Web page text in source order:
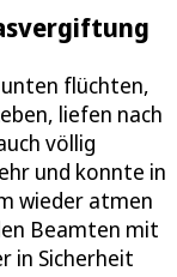
flüchten,
liefen nach
völlig
und konnte in
wieder atmen
Beamten mit
in Sicherheit